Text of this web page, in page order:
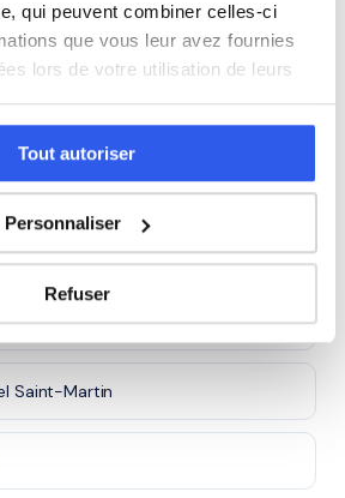
qui peuvent combiner celles-ci
que vous leur avez fournies
lors de votre utilisation de leurs
Tout autoriser
Personnaliser
Refuser
Corbie (80)
Montdidier (80)
Saint-Martin